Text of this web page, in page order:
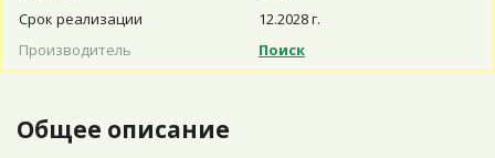
Срок реализации
12.2028 г.
Производитель
Поиск
Общее описание